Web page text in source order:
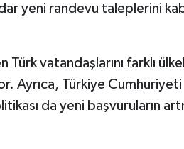
yeni randevu taleplerini
vatandaşlarını farklı
Ayrıca, Türkiye Cumhuriyeti
da yeni başvuruların